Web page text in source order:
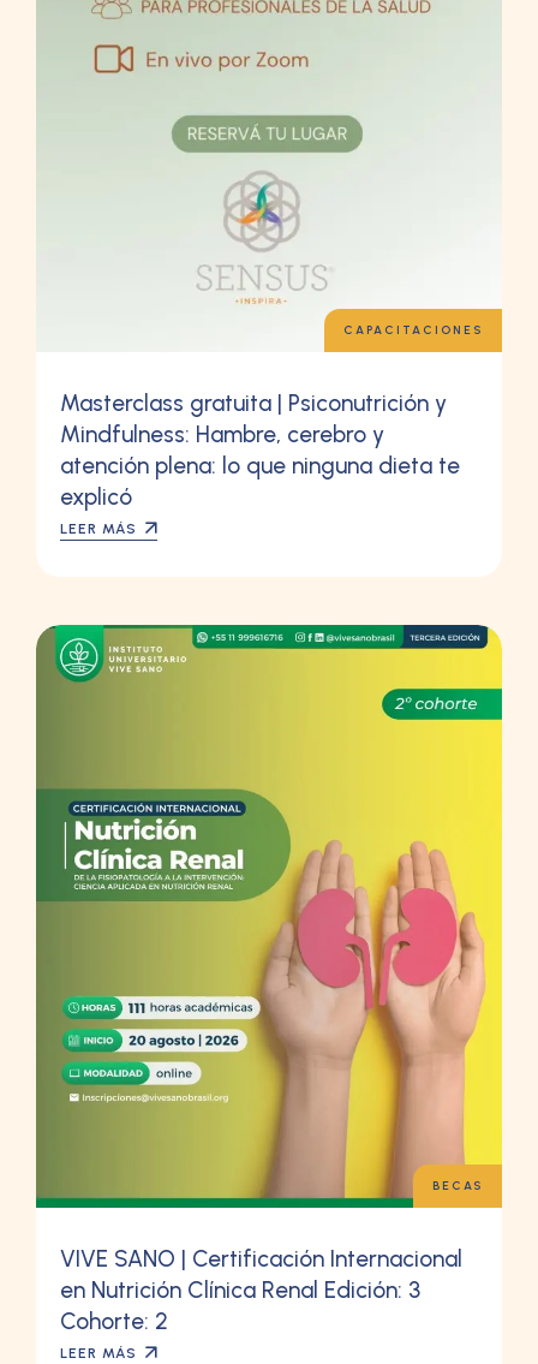
CAPACITACIONES
Masterclass gratuita | Psiconutrición y
Mindfulness: Hambre, cerebro y
atención plena: lo que ninguna dieta te
explicó
LEER MÁS
BECAS
VIVE SANO | Certificación Internacional
en Nutrición Clínica Renal Edición: 3
Cohorte: 2
LEER MÁS